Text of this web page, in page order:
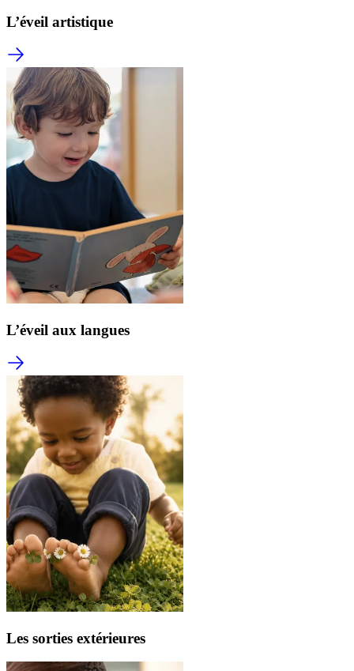
L’éveil artistique
L’éveil aux langues
Les sorties extérieures